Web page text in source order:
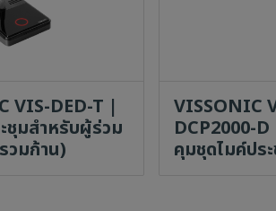
VIS-DED-T |
ชุมสำหรับผู้ร่วม
วมก้าน)
VISSONIC
DCP2000-
คุมชุดไมค์ปร